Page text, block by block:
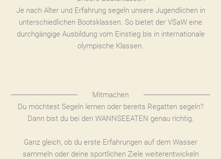
Je nach Alter und Erfahrung segeln unsere Jugendlichen in
unterschiedlichen Bootsklassen. So bietet der VSaW eine
durchgängige Ausbildung vom Einstieg bis in internationale
olympische Klassen.
Mitmachen
Du möchtest Segeln lernen oder bereits Regatten segeln?
Dann bist du bei den WANNSEEATEN genau richtig.
Ganz gleich, ob du erste Erfahrungen auf dem Wasser
sammeln oder deine sportlichen Ziele weiterentwickeln